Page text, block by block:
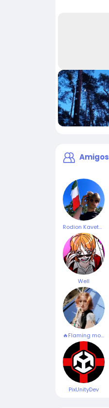
Amigos
Rodion Kavetskyi
Well
🔥Flaming moon🌕
PixUnityDev